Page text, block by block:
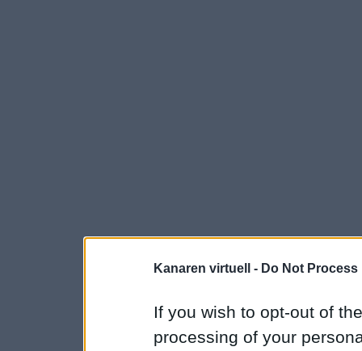
Kanaren virtuell - Do Not
If you wish to opt-out of
processing of your